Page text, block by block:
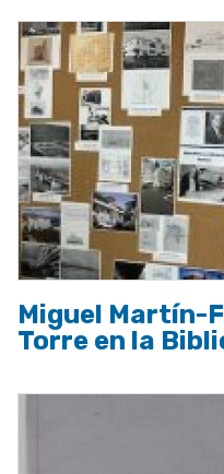
Miguel Martín-
Torre en la